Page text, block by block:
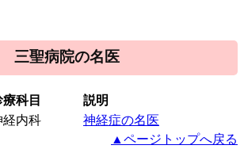
三聖病院の名医
療科目
説明
経内科
神経症の名医
▲ページトップへ戻る